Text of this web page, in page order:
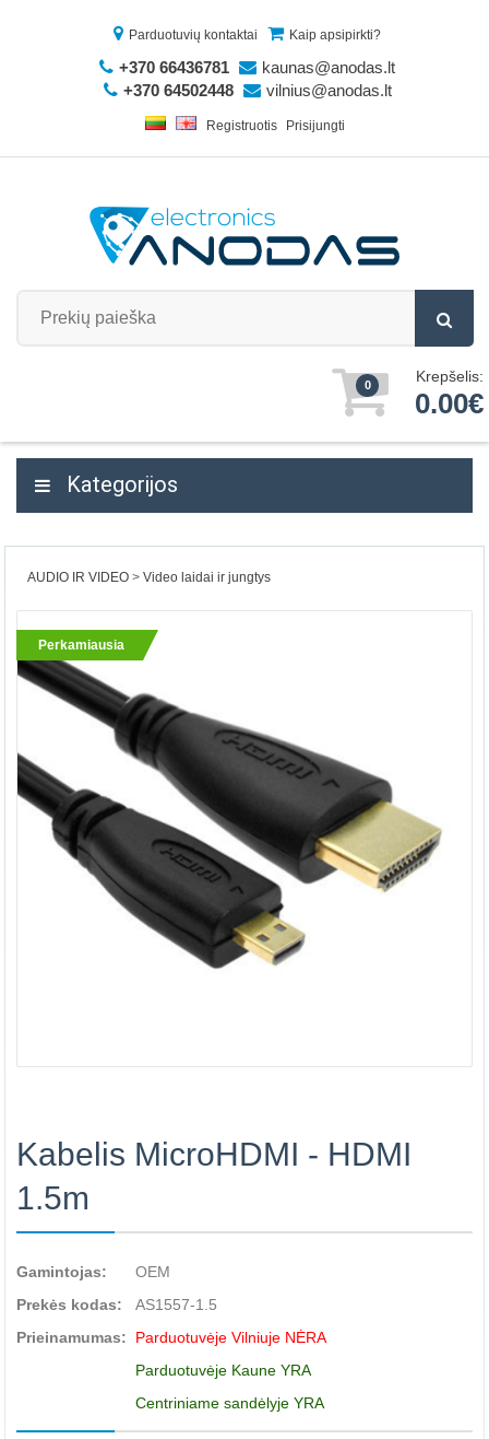
Parduotuvių kontaktai Kaip apsipirkti?
+370 66436781
kaunas@anodas.lt
+370 64502448
vilnius@anodas.lt
Registruotis Prisijungti
0 Krepšelis:
0.00€
Kategorijos
AUDIO IR VIDEO Video laidai ir jungtys
Perkamiausia
Kabelis MicroHDMI - HDMI
1.5m
Gamintojas:
OEM
Prekės kodas:
AS1557-1.5
Prieinamumas:
Parduotuvėje Vilniuje NĖRA
Parduotuvėje Kaune YRA
Centriniame sandėlyje YRA